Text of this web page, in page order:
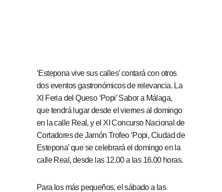
‘Estepona vive sus calles’ contará con otros
dos eventos gastronómicos de relevancia. La
XI Feria del Queso ‘Popi’ Sabor a Málaga,
que tendrá lugar desde el viernes al domingo
en la calle Real, y el XI Concurso Nacional de
Cortadores de Jamón Trofeo ‘Popi, Ciudad de
Estepona’ que se celebrará el domingo en la
calle Real, desde las 12.00 a las 16.00 horas.
Para los más pequeños, el sábado a las